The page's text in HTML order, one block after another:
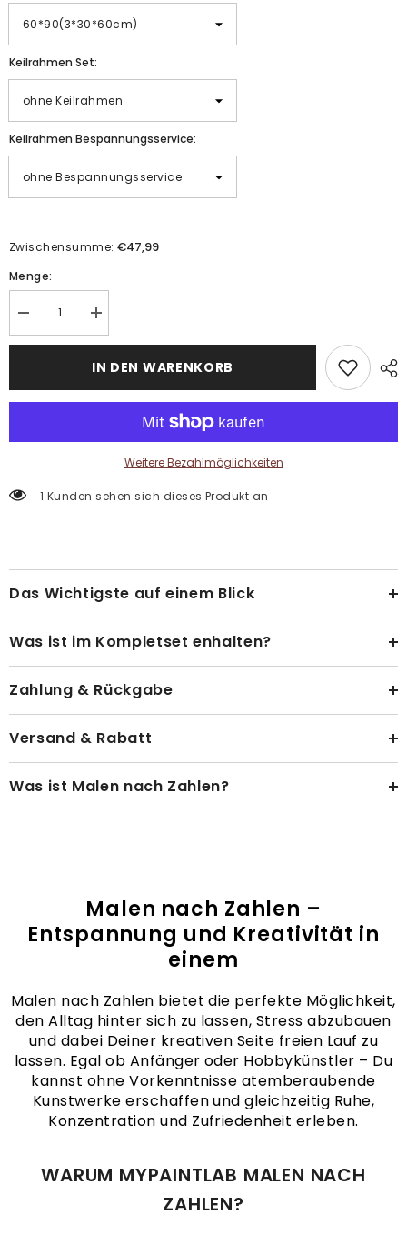
Keilrahmen Set:
Keilrahmen Bespannungsservice:
Zwischensumme:€47,99
Menge:
Menge
verringern
für
Natur
am
teilig
Menge
erhöhen
für
nach
Natur
am
teilig
IN DEN WARENKORB
Weitere Bezahlmöglichkeiten
1 Kunden sehen sich dieses Produkt an
Das Wichtigste auf einem Blick
Was ist im Kompletset enhalten?
Zahlung & Rückgabe
Versand & Rabatt
Was ist Malen nach Zahlen?
Malen nach Zahlen –
Entspannung und Kreativität in
einem
Malen nach Zahlen bietet die perfekte Möglichkeit,
den Alltag hinter sich zu lassen, Stress abzubauen
und dabei Deiner kreativen Seite freien Lauf zu
lassen. Egal ob Anfänger oder Hobbykünstler – Du
kannst ohne Vorkenntnisse atemberaubende
Kunstwerke erschaffen und gleichzeitig Ruhe,
Konzentration und Zufriedenheit erleben.
WARUM MYPAINTLAB MALEN NACH
ZAHLEN?